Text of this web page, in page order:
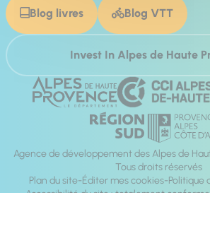
Blog livres Blog VTT
Invest In Alpes de Haute
Agence de développement des Alpes de
Tous droits réservés
Plan du site Éditer mes cookies Politique
Accessibilité du site : totalement conforme